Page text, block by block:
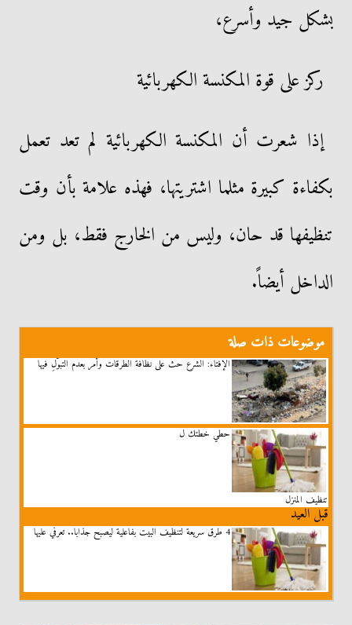
بشكل جيد وأسرع،
ركز على قوة المكنسة الكهربائية
إذا شعرت أن المكنسة الكهربائية لم تعد تعمل
بكفاءة كبيرة مثلما اشتريتها، فهذه علامة بأن وقت
تنظيفها قد حان، وليس من الخارج فقط، بل ومن
الداخل أيضاً.
موضوعات ذات صلة
الإفتاء: الشرع حث على نظافة الطرقات وأمر بعدم التبوُّلِ فيها
حطي خطتك ل
تنظيف المنزل
قبل العيد
4 طرق سريعة لتنظيف البيت بفاعلية ليصبح جذابا.. تعرفي عليها